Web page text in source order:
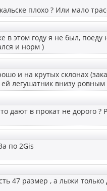
плохо ? Или мало
в этом году я не был,
и норм )
и на крутых склонах
легушатник внизу ровным
дают в прокат не дорого ?
по 2Gis
47 размер , а лыжи только